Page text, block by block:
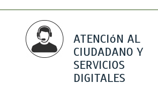
ATENCIóN AL
CIUDADANO Y
SERVICIOS
DIGITALES